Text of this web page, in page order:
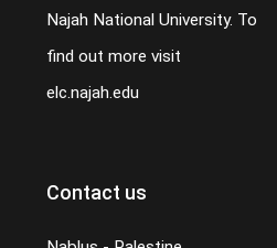
Najah National University. To
find out more visit
elc.najah.edu
Contact us